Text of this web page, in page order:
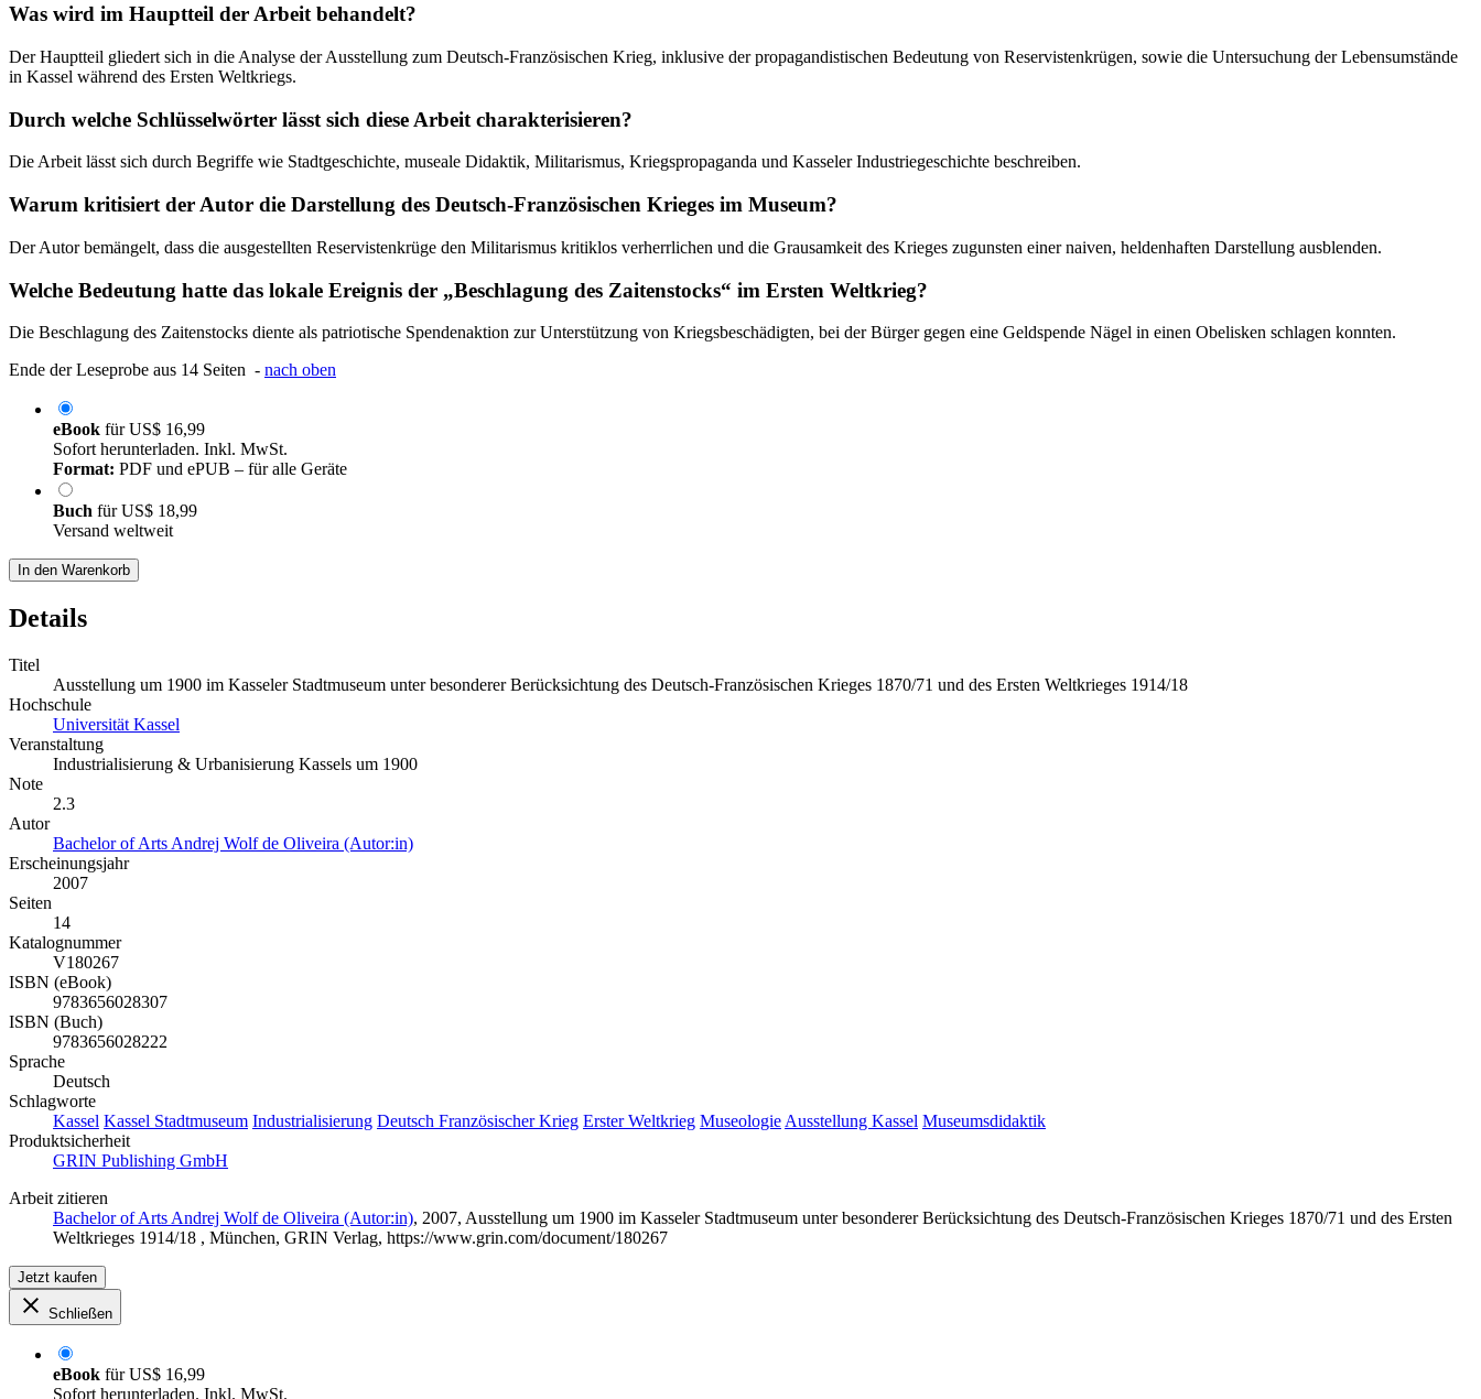
Was wird im Hauptteil der Arbeit behandelt?
Der Hauptteil gliedert sich in die Analyse der Ausstellung zum Deutsch-Französischen Krieg, inklusive der propagandistischen Bedeutung von Reservistenkrügen, sowie die Untersuchung der Lebensumstände
in Kassel während des Ersten Weltkriegs.
Durch welche Schlüsselwörter lässt sich diese Arbeit charakterisieren?
Die Arbeit lässt sich durch Begriffe wie Stadtgeschichte, museale Didaktik, Militarismus, Kriegspropaganda und Kasseler Industriegeschichte beschreiben.
Warum kritisiert der Autor die Darstellung des Deutsch-Französischen Krieges im Museum?
Der Autor bemängelt, dass die ausgestellten Reservistenkrüge den Militarismus kritiklos verherrlichen und die Grausamkeit des Krieges zugunsten einer naiven, heldenhaften Darstellung ausblenden.
Welche Bedeutung hatte das lokale Ereignis der „Beschlagung des Zaitenstocks“ im Ersten Weltkrieg?
Die Beschlagung des Zaitenstocks diente als patriotische Spendenaktion zur Unterstützung von Kriegsbeschädigten, bei der Bürger gegen eine Geldspende Nägel in einen Obelisken schlagen konnten.
Ende der Leseprobe aus 14 Seiten - nach oben
eBook fürUS$ 16,99
Sofort herunterladen. Inkl. MwSt.
Format: PDF und ePUB – für alle Geräte
Buch fürUS$ 18,99
Versand weltweit
In den Warenkorb
Details
Titel
Ausstellung um 1900 im Kasseler Stadtmuseum unter besonderer Berücksichtung des Deutsch-Französischen Krieges 1870/71 und des Ersten Weltkrieges 1914/18
Hochschule
Universität Kassel
Veranstaltung
Industrialisierung & Urbanisierung Kassels um 1900
Note
2.3
Autor
Bachelor of Arts Andrej Wolf de Oliveira (Autor:in)
Erscheinungsjahr
2007
Seiten
14
Katalognummer
V180267
ISBN (eBook)
9783656028307
ISBN (Buch)
9783656028222
Sprache
Deutsch
Schlagworte
Kassel Kassel Stadtmuseum Industrialisierung Deutsch Französischer Krieg Erster Weltkrieg Museologie Ausstellung Kassel Museumsdidaktik
Produktsicherheit
GRIN Publishing GmbH
Arbeit zitieren
Bachelor of Arts Andrej Wolf de Oliveira (Autor:in), 2007, Ausstellung um 1900 im Kasseler Stadtmuseum unter besonderer Berücksichtung des Deutsch-Französischen Krieges 1870/71 und des Ersten
Weltkrieges 1914/18 , München, GRIN Verlag, https://www.grin.com/document/180267
Jetzt kaufen
Schließen
eBook fürUS$ 16,99
Sofort herunterladen. Inkl. MwSt.